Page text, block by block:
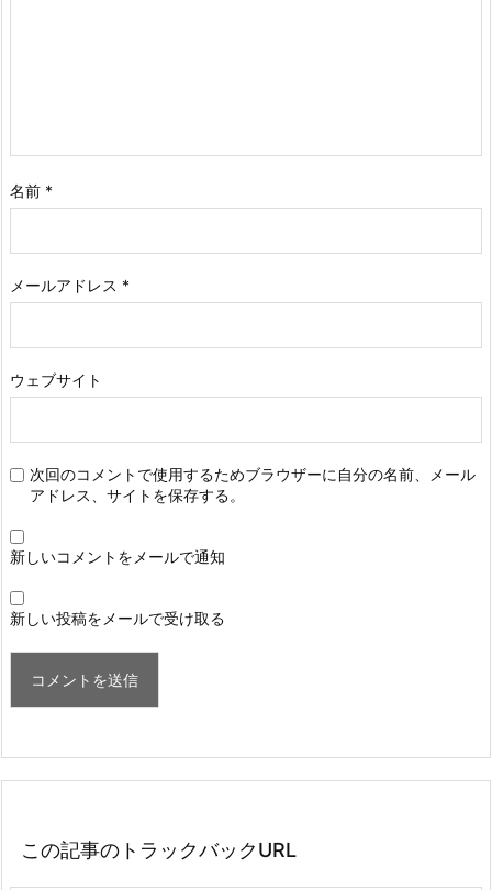
名前 *
メールアドレス *
ウェブサイト
次回のコメントで使用するためブラウザーに自分の名前、メール
アドレス、サイトを保存する。
新しいコメントをメールで通知
新しい投稿をメールで受け取る
この記事のトラックバックURL